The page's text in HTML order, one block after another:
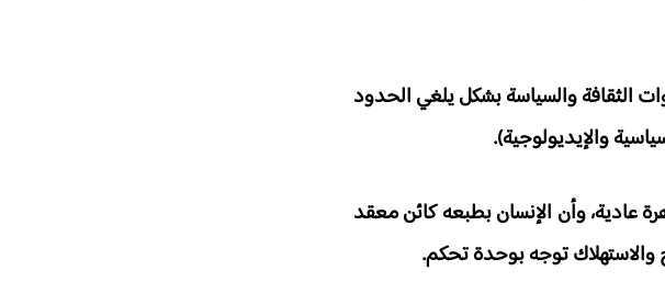
الثقافة والسياسة بشكل يلغي الحدود
والإيديولوجية).
عادية، وأن الإنسان بطبعه كائن معقد
والاستهلاك توجه بوحدة تحكم.